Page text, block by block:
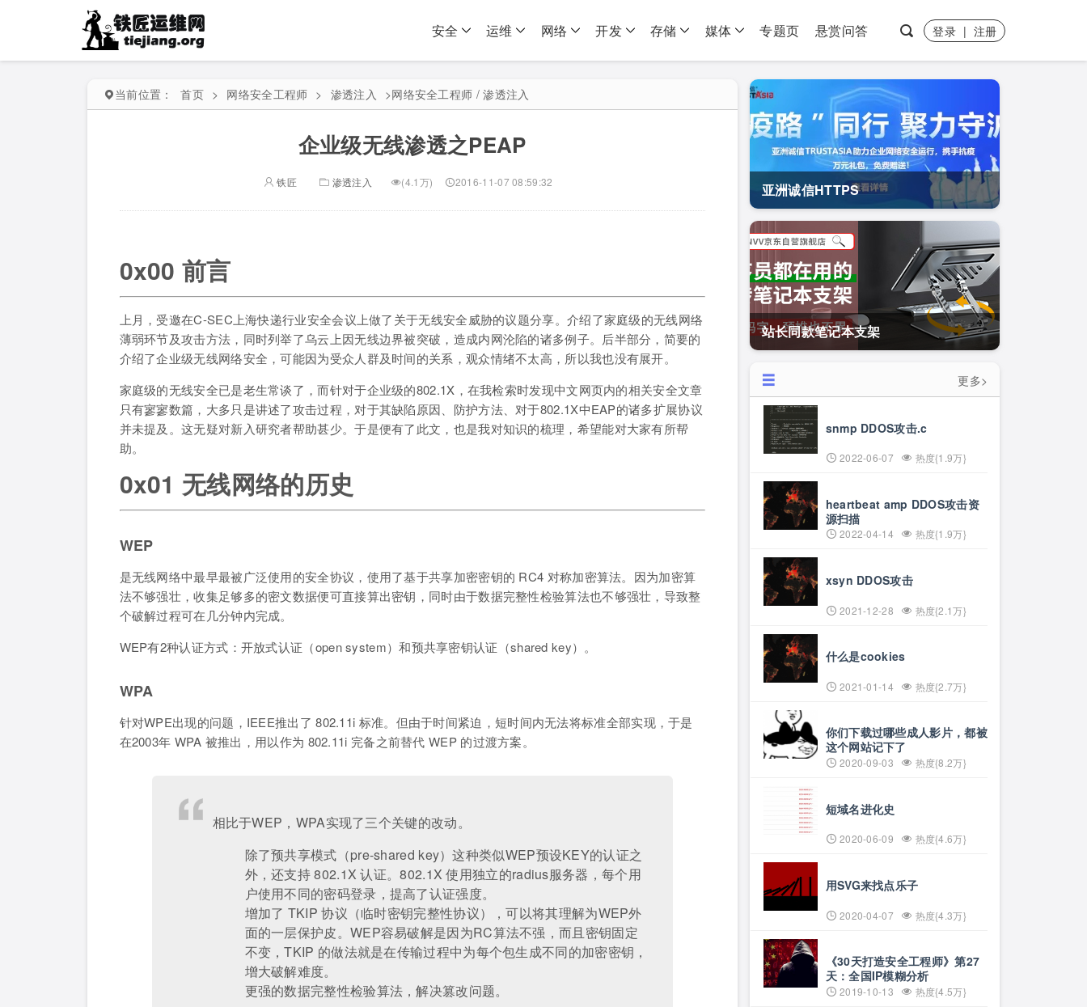
安全 运维 网络 开发 存储 媒体 专题页 悬赏问答 登录 | 注册
当前位置： 首页 > 网络安全工程师 > 渗透注入 >网络安全工程师 / 渗透注入
企业级无线渗透之PEAP
铁匠 渗透注入 (4.1万) 2016-11-07 08:59:32
0x00 前言
上月，受邀在C-SEC上海快递行业安全会议上做了关于无线安全威胁的议题分享。介绍了家庭级的无线网络
薄弱环节及攻击方法，同时列举了乌云上因无线边界被突破，造成内网沦陷的诸多例子。后半部分，简要的
介绍了企业级无线网络安全，可能因为受众人群及时间的关系，观众情绪不太高，所以我也没有展开。
家庭级的无线安全已是老生常谈了，而针对于企业级的802.1X，在我检索时发现中文网页内的相关安全文章
只有寥寥数篇，大多只是讲述了攻击过程，对于其缺陷原因、防护方法、对于802.1X中EAP的诸多扩展协议
并未提及。这无疑对新入研究者帮助甚少。于是便有了此文，也是我对知识的梳理，希望能对大家有所帮
助。
0x01 无线网络的历史
WEP
是无线网络中最早最被广泛使用的安全协议，使用了基于共享加密密钥的 RC4 对称加密算法。因为加密算
法不够强壮，收集足够多的密文数据便可直接算出密钥，同时由于数据完整性检验算法也不够强壮，导致整
个破解过程可在几分钟内完成。
WEP有2种认证方式：开放式认证（open system）和预共享密钥认证（shared key）。
WPA
针对WPE出现的问题，IEEE推出了 802.11i 标准。但由于时间紧迫，短时间内无法将标准全部实现，于是
在2003年 WPA 被推出，用以作为 802.11i 完备之前替代 WEP 的过渡方案。
相比于WEP，WPA实现了三个关键的改动。
除了预共享模式（pre-shared key）这种类似WEP预设KEY的认证之
外，还支持 802.1X 认证。802.1X 使用独立的radius服务器，每个用
户使用不同的密码登录，提高了认证强度。
增加了 TKIP 协议（临时密钥完整性协议），可以将其理解为WEP外
面的一层保护皮。WEP容易破解是因为RC算法不强，而且密钥固定
不变，TKIP 的做法就是在传输过程中为每个包生成不同的加密密钥，
增大破解难度。
更强的数据完整性检验算法，解决篡改问题。
亚洲诚信HTTPS
站长同款笔记本支架
更多>
snmp DDOS攻击.c
2022-06-07 热度{1.9万}
heartbeat amp DDOS攻击资
源扫描
2022-04-14 热度{1.9万}
xsyn DDOS攻击
2021-12-28 热度{2.1万}
什么是cookies
2021-01-14 热度{2.7万}
你们下载过哪些成人影片，都被
这个网站记下了
2020-09-03 热度{8.2万}
短域名进化史
2020-06-09 热度{4.6万}
用SVG来找点乐子
2020-04-07 热度{4.3万}
《30天打造安全工程师》第27
天：全国IP模糊分析
2019-10-13 热度{4.5万}